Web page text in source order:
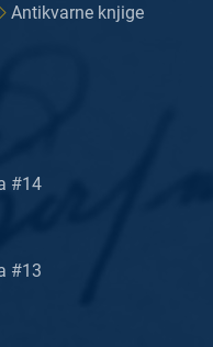
Antikvarne knjige
#14
#13